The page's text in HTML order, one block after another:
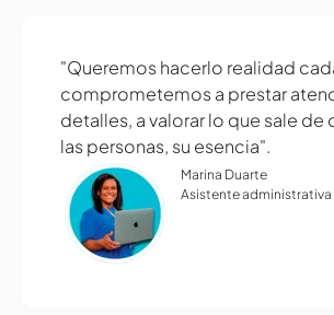
"Queremos hacerlo realidad
comprometemos a prestar
detalles, a valorar lo que sale de
las personas, su esencia".
Marina Duarte
Asistente administrativa